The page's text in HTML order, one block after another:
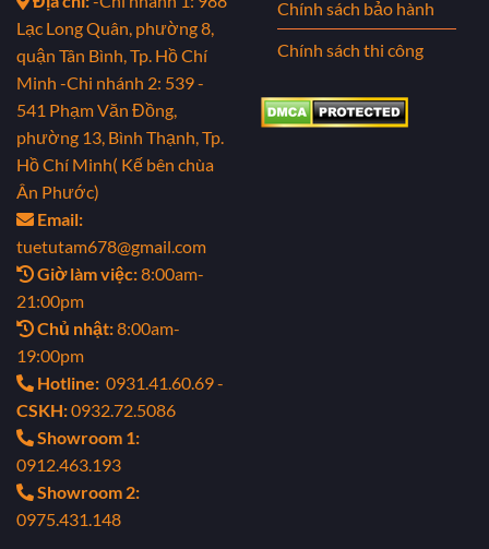
Lạc Long Quân, phường 8,
quận Tân Bình, Tp. Hồ Chí
Minh -Chi nhánh 2: 539 -
541 Phạm Văn Đồng,
phường 13, Bình Thạnh, Tp.
Hồ Chí Minh( Kế bên chùa
Ân Phước)
Email:
tuetutam678@gmail.com
Giờ làm việc:8:00am-
21:00pm
Chủ nhật:8:00am-
19:00pm
Hotline: 0931.41.60.69 -
CSKH:0932.72.5086
Showroom 1:
0912.463.193
Showroom 2:
0975.431.148
Chính sách bảo hành
Chính sách thi công